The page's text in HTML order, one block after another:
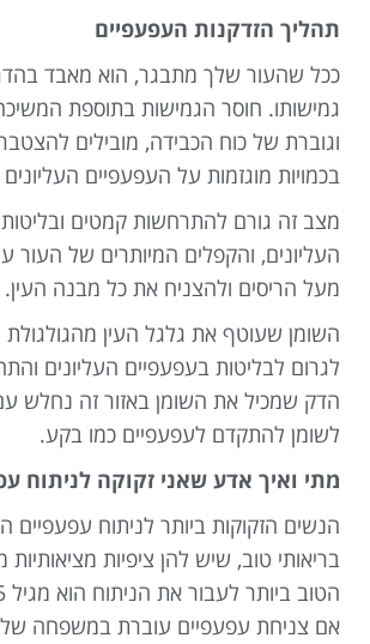
תהליך הזדקנות העפעפיים
ככל שהעור שלך מתבגר, הוא מאבד
גמישותו. חוסר הגמישות בתוספת
וגוברת של כוח הכבידה, מובילים
בכמויות מוגזמות על העפעפיים
מצב זה גורם להתרחשות קמטים
העליונים, והקפלים המיותרים של העור
מעל הריסים ולהצניח את כל מבנה העין.
השומן שעוטף את גלגל העין מהגולגולת
לגרום לבליטות בעפעפיים העליונים
הדק שמכיל את השומן באזור זה נחלש
לשומן להתקדם לעפעפיים כמו בקע.
מתי ואיך אדע שאני זקוקה לניתוח
הנשים הזקוקות ביותר לניתוח עפעפיים
בריאותי טוב, שיש להן ציפיות
אם צניחת עפעפיים עוברת במשפחה